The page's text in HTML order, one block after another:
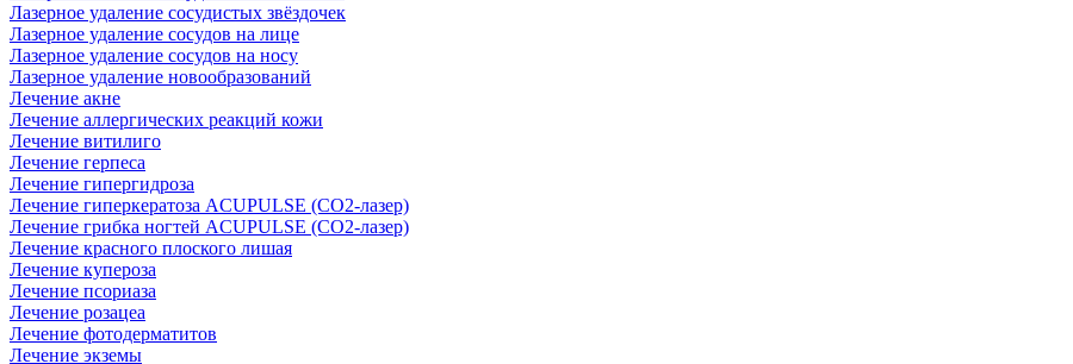
Лазерное удаление сосудистых звёздочек
Лазерное удаление сосудов на лице
Лазерное удаление сосудов на носу
Лазерное удаление новообразований
Лечение акне
Лечение аллергических реакций кожи
Лечение витилиго
Лечение герпеса
Лечение гипергидроза
Лечение гиперкератоза ACUPULSE (CO2-лазер)
Лечение грибка ногтей ACUPULSE (CO2-лазер)
Лечение красного плоского лишая
Лечение купероза
Лечение псориаза
Лечение розацеа
Лечение фотодерматитов
Лечение экземы